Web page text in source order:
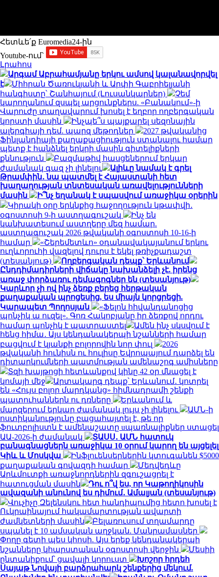
Հետևե՛ք Euromedia24-ին
Youtube-ում`
Լրահոս
Արգամ Աբրահամյանը երկու ամսով կալանավորվել
է
Միհրան Ծառուկյանի և Արփի Գաբրիելյանի
հանգիստը՝ Շանհայում (Լուսանկարներ)
Չեմ
կարողանում զսպել արցունքներս. «Բանակում»-ի
Վարուժը տաղավարում խոսել է եղբոր ողբերգական
կորստի մասին
Ինչպե՞ս պայքարել սեզոնային
ալերգիայի դեմ. պարզ մեթոդներ
2027 թվականից
Ֆինլանդիայի քաղաքացիություն ստանալու համար
պետք է հանձնել երկրի մասին գիտելիքների
քննություն
Բազմաթիվ հասցեներում երկար
ժամանակ գազ չի լինելու
Ալիևը նամակ է գրել
Թրամփին․ նա պատմել է Հայաստանի հետ
խաղաղության տնտեսական առավելությունների
մասին
Ի՞նչ եղանակ է սպասվում առաջիկա օրերին
Կիրակի օրը երկնքից հաջողություն կթափվի․
օգոստոսի 9-ի աստղագուշակ
Ինչ են
կանխատեսում աստղերը մեզ համար.
աստղագուշակ 2026 թվականի օգոստոսի 10-16-ի
համար
«Շերեմետևո» օդանավակայանում երկու
ուղևորուհի վազելով դուրս է եկել թռիչքադաշտ
(տեսանյութ)
Ողբերգական դեպք՝ Երևանում
Ընդդիմադիրների վիճակը նախանձելի չէ. իրենց
առաջ փորձառու դեմագոգներ են (տեսանյութ)
Կարևոր չի ով ինչ ձեռք բերեց հերթական
քաղաքական պրոցեսից, ես միայն կորցրեցի.
Կարապետ Պողոսյան
«Ֆելոն հիվանդանոցից
պոնչիկ ա ուզել». Գոռ Հակոբյանը իր ձեռքով որդու
համար պոնչիկ է պատրաստել
Ամեն ինչ սկսվում է
հենց հիմա․ Այս կենդանակերպի նշանների համար
բացվում է կյանքի բոլորովին նոր փուլ
2026
թվականի հունիսն ու հուլիսը Եվրոպայում դարձել են
դիտարկումների պատմության ամենաշոգ ամիսները
Տզի խայթոցի հետևանքով կինը 42 օր մնացել է
կոմայի մեջ
Արտակարգ դեպք՝ Երևանում․ կոտրել
են «Հույս բոլոր մարդկանց» հիմնադրամի շենքի
պատուհաններն ու դռները
Երևանում և
մարզերում երկար ժամանակ լույս չի լինելու
ԱՄՆ-ի
ոստիկանությունը բացահայտել է, թե որ
ֆուտբոլիստն է ամենաշատը uպառնալիքներ ստացել
ԱԱ-2026-ի ժամանակ
ՏԱՍՍ․ ԱՄՆ հատուկ
բանագնացներն առաջիկա 10 օրում կարող են այցելել
Կիև և Մոսկվա
Ինֆլուենսերներին կտուգանեն $5000
քաղաքական գովազդի համար
Մեդվեդևը
Արևմուտքի առաջնորդներին զգուշացրել է
հատուցման մասին
Դու ո՞վ ես, որ Կաթողիկոսին
ավազանի անունով ես դիմում․ Ամալյան (տեսանյութ)
Վուչիչը Զելենսկու հետ հանդիպումից հետո խոսել է
Ուկրաինայում հակամարտության ավարտի
ժամկետների մասին
Բելառուսում տղամարդը
սպանել է 10 ամսական աղջկան. Մանրամասներ
Փողը գետի պես կհոսի. Այս երեք կենդանակերպի
նշանները կհարստանան օգոստոսի վերջին
Մեսիի
ընտանիքում՝ ցավալի կորուստ
Խոշոր հրդեհ
Սայաթ Նովայի բարձրահարկ շենքերից մեկում.